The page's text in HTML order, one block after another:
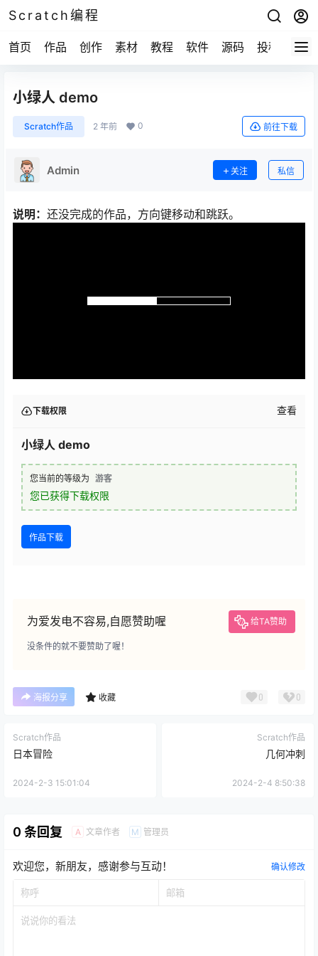
Scratch编程
首页 作品 创作 素材 教程 软件 源码 投稿 关于
小绿人 demo
Scratch作品 2 年前 0 前往下载
Admin 关注 私信
说明： 还没完成的作品，方向键移动和跳跃。
下载权限 查看
小绿人 demo
您当前的等级为 游客
您已获得下载权限
作品下载
为爱发电不容易,自愿赞助喔 给TA赞助
没条件的就不要赞助了喔！
海报分享 收藏 0 0
Scratch作品
日本冒险
2024-2-3 15:01:04
Scratch作品
几何冲刺
2024-2-4 8:50:38
0 条回复 A 文章作者 M 管理员
欢迎您，新朋友，感谢参与互动！ 确认修改